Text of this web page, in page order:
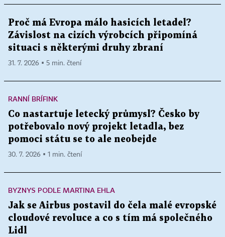
Proč má Evropa málo hasicích letadel?
Závislost na cizích výrobcích připomíná
situaci s některými druhy zbraní
31. 7. 2026 ▪ 5 min. čtení
RANNÍ BRÍFINK
Co nastartuje letecký průmysl? Česko by
potřebovalo nový projekt letadla, bez
pomoci státu se to ale neobejde
30. 7. 2026 ▪ 1 min. čtení
BYZNYS PODLE MARTINA EHLA
Jak se Airbus postavil do čela malé evropské
cloudové revoluce a co s tím má společného
Lidl